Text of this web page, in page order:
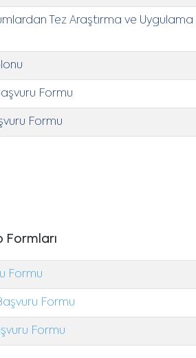
Tez Araştırma ve Uygulama
Formu
Formu
Formları
Formu
Formu
Formu